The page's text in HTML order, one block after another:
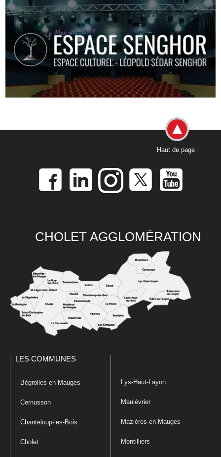
Haut de page
CHOLET AGGLOMÉRATION
LES COMMUNES
Bégrolles-en-Mauges
Cernusson
Chanteloup-les-Bois
Cholet
Lys-Haut-Layon
Maulévrier
Mazières-en-Mauges
Montilliers